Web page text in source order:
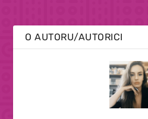
O AUTORU/AUTORICI